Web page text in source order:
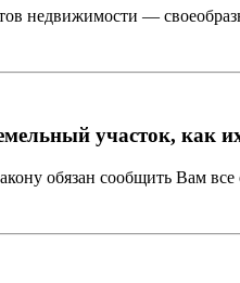
недвижимости —
участок, как
обязан сообщить Вам